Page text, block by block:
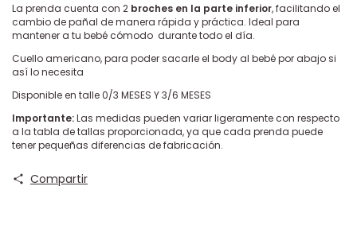
La prenda cuenta con 2 broches en la parte inferior, facilitando el
cambio de pañal de manera rápida y práctica. Ideal para
mantener a tu bebé cómodo durante todo el día.
Cuello americano, para poder sacarle el body al bebé por abajo si
así lo necesita
Disponible en talle 0/3 MESES Y 3/6 MESES
Importante:Las medidas pueden variar ligeramente con respecto
a la tabla de tallas proporcionada, ya que cada prenda puede
tener pequeñas diferencias de fabricación.
Compartir